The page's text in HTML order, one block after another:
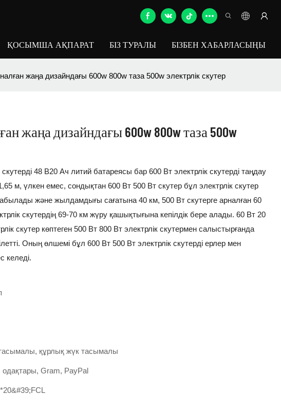
ҚОСЫМША АҚПАРАТ БІЗ ТУРАЛЫ БІЗБЕН ХАБАРЛАСЫҢЫ
жаңа дизайндағы 600w 800w таза 500w электрлік скутер
жаңа дизайндағы 600w 800w таза 500w
48 В20 Ач литий батареясы бар 600 Вт электрлік скутерді таңдау
м, үлкен емес, сондықтан 600 Вт 500 Вт скутер бұл электрлік скутер
және жылдамдығы сағатына 40 км, 500 Вт скутерге арналған 60
скутердің 69-70 км жүру қашықтығына кепілдік бере алады. 60 Вт 20
скутер көптеген 500 Вт 800 Вт электрлік скутермен салыстырғанда
Оның өлшемі бұл 600 Вт 500 Вт электрлік скутерді ерлер мен
келеді.
тасымалы, құрлық жүк тасымалы
одақтары, Gram, PayPal